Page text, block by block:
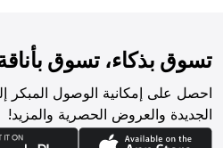
تسوق بذكاء، تسوق
احصل على إمكانية الوصول المبكر
الجديدة والعروض الحصرية والمزيد!